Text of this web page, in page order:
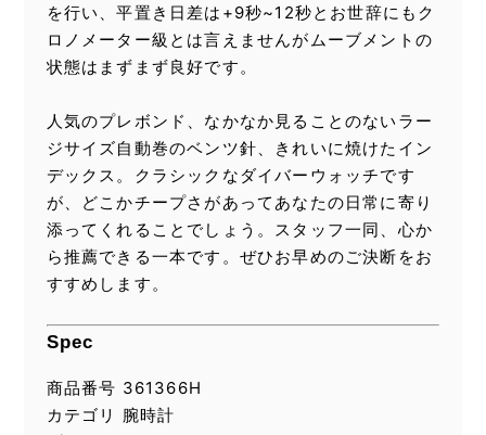
を行い、平置き日差は+9秒~12秒とお世辞にもク
ロノメーター級とは言えませんがムーブメントの
状態はまずまず良好です。
人気のプレボンド、なかなか見ることのないラー
ジサイズ自動巻のベンツ針、きれいに焼けたイン
デックス。クラシックなダイバーウォッチです
が、どこかチープさがあってあなたの日常に寄り
添ってくれることでしょう。スタッフ一同、心か
ら推薦できる一本です。ぜひお早めのご決断をお
すすめします。
Spec
商品番号 361366H
カテゴリ 腕時計